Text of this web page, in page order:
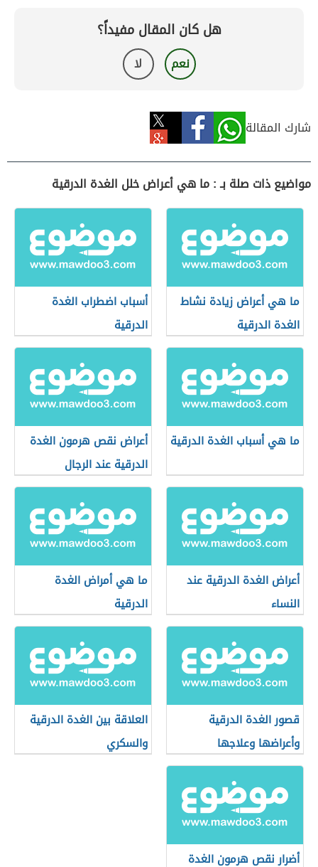
هل كان المقال مفيداً؟
نعم لا
شارك المقالة
مواضيع ذات صلة بـ : ما هي أعراض خلل الغدة الدرقية
ما هي أعراض زيادة نشاط
الغدة الدرقية
أسباب اضطراب الغدة
الدرقية
ما هي أسباب الغدة الدرقية
أعراض نقص هرمون الغدة
الدرقية عند الرجال
أعراض الغدة الدرقية عند
النساء
ما هي أمراض الغدة
الدرقية
قصور الغدة الدرقية
وأعراضها وعلاجها
العلاقة بين الغدة الدرقية
والسكري
أضرار نقص هرمون الغدة